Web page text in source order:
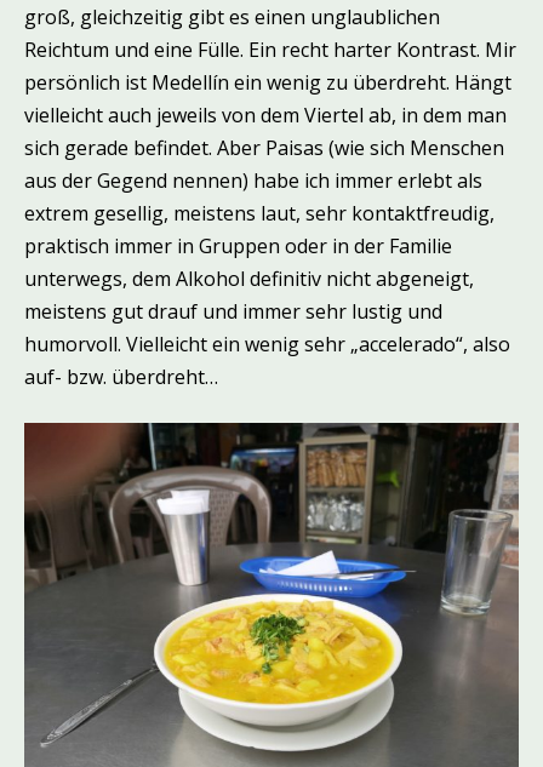
groß, gleichzeitig gibt es einen unglaublichen
Reichtum und eine Fülle. Ein recht harter Kontrast. Mir
persönlich ist Medellín ein wenig zu überdreht. Hängt
vielleicht auch jeweils von dem Viertel ab, in dem man
sich gerade befindet. Aber Paisas (wie sich Menschen
aus der Gegend nennen) habe ich immer erlebt als
extrem gesellig, meistens laut, sehr kontaktfreudig,
praktisch immer in Gruppen oder in der Familie
unterwegs, dem Alkohol definitiv nicht abgeneigt,
meistens gut drauf und immer sehr lustig und
humorvoll. Vielleicht ein wenig sehr „accelerado“, also
auf- bzw. überdreht…